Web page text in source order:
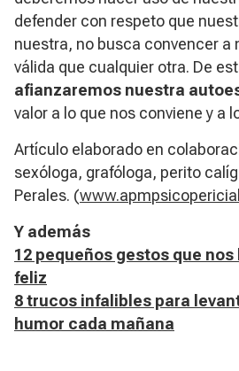
defender con respeto que
nuestra, no busca convencer a
válida que cualquier otra. De
afianzaremos nuestra
valor a lo que nos conviene y a
Artículo elaborado en
sexóloga, grafóloga, perito
Perales. (
Y además
12 pequeños gestos que
feliz
8 trucos infalibles para
humor cada mañana